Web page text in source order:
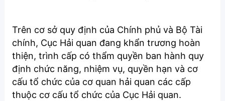
Trên cơ sở quy định của Chính phủ và Bộ Tài
chính, Cục Hải quan đang khẩn trương hoàn
thiện, trình cấp có thẩm quyền ban hành quy
định chức năng, nhiệm vụ, quyền hạn và cơ
cấu tổ chức của cơ quan hải quan các cấp
thuộc cơ cấu tổ chức của Cục Hải quan.